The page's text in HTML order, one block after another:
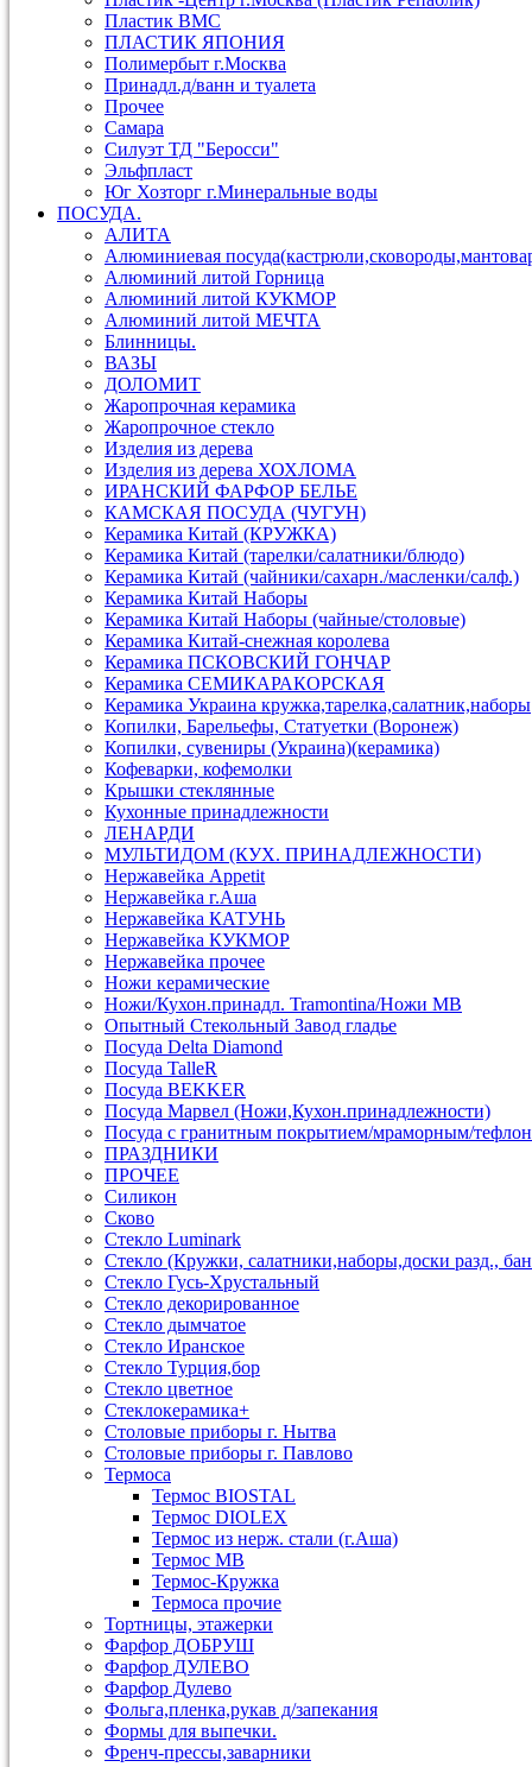
Пластик ВМС
ПЛАСТИК ЯПОНИЯ
Полимербыт г.Москва
Принадл.д/ванн и туалета
Прочее
Самара
Силуэт ТД "Беросси"
Эльфпласт
Юг Хозторг г.Минеральные воды
ПОСУДА.
АЛИТА
Алюминиевая
Алюминий литой Горница
Алюминий литой КУКМОР
Алюминий литой МЕЧТА
Блинницы.
ВАЗЫ
ДОЛОМИТ
Жаропрочная керамика
Жаропрочное стекло
Изделия из дерева
Изделия из дерева ХОХЛОМА
ИРАНСКИЙ ФАРФОР БЕЛЬЕ
КАМСКАЯ ПОСУДА (ЧУГУН)
Керамика Китай (КРУЖКА)
Керамика Китай (тарелки/салатники/блюдо)
Керамика Китай (чайники/сахарн./масленки/салф.)
Керамика Китай Наборы
Керамика Китай Наборы (чайные/столовые)
Керамика Китай-снежная королева
Керамика ПСКОВСКИЙ ГОНЧАР
Керамика СЕМИКАРАКОРСКАЯ
Керамика Украина кружка,тарелка,салатник,наборы
Копилки, Барельефы, Статуетки (Воронеж)
Копилки, сувениры (Украина)(керамика)
Кофеварки, кофемолки
Крышки стеклянные
Кухонные принадлежности
ЛЕНАРДИ
МУЛЬТИДОМ (КУХ. ПРИНАДЛЕЖНОСТИ)
Нержавейка Appetit
Нержавейка г.Аша
Нержавейка КАТУНЬ
Нержавейка КУКМОР
Нержавейка прочее
Ножи керамические
Ножи/Кухон.принадл. Tramontina/Ножи МВ
Опытный Стекольный Завод гладье
Посуда Delta Diamond
Посуда TalleR
Посуда ВEKKER
Посуда Марвел (Ножи,Кухон.принадлежности)
Посуда с гранитным покрытием/мраморным/тефлон
ПРАЗДНИКИ
ПРОЧЕЕ
Силикон
Сково
Стекло Luminark
Стекло (Кружки, салатники,наборы,доски разд.,
Стекло Гусь-Хрустальный
Стекло декорированное
Стекло дымчатое
Стекло Иранское
Стекло Турция,бор
Стекло цветное
Стеклокерамика+
Столовые приборы г. Нытва
Столовые приборы г. Павлово
Термоса
Термос BIOSTAL
Термос DIOLEX
Термос из нерж. стали (г.Аша)
Термос МВ
Термос-Кружка
Термоса прочие
Тортницы, этажерки
Фарфор ДОБРУШ
Фарфор ДУЛЕВО
Фарфор Дулево
Фольга,пленка,рукав д/запекания
Формы для выпечки.
Френч-прессы,заварники